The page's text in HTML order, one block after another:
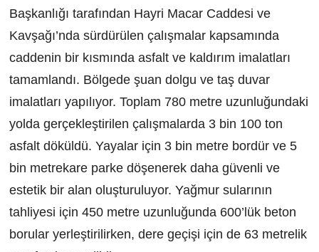
Başkanlığı tarafından Hayri Macar Caddesi ve
Kavşağı’nda sürdürülen çalışmalar kapsamında
caddenin bir kısmında asfalt ve kaldırım imalatları
tamamlandı. Bölgede şuan dolgu ve taş duvar
imalatları yapılıyor. Toplam 780 metre uzunluğundaki
yolda gerçekleştirilen çalışmalarda 3 bin 100 ton
asfalt döküldü. Yayalar için 3 bin metre bordür ve 5
bin metrekare parke döşenerek daha güvenli ve
estetik bir alan oluşturuluyor. Yağmur sularının
tahliyesi için 450 metre uzunluğunda 600’lük beton
borular yerleştirilirken, dere geçişi için de 63 metrelik